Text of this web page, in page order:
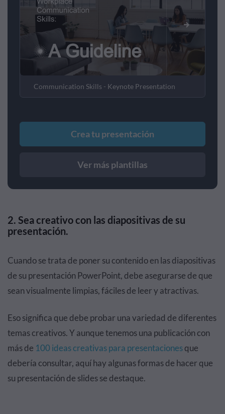
Communication Skills - Keynote Presentation
Crea tu presentación
Ver más plantillas
2. Sea creativo con las diapositivas de su
presentación.
Cuando se trata de poner su contenido en las diapositivas
de su presentación PowerPoint, debe asegurarse de que
sean visualmente limpias, fáciles de leer y atractivas.
Eso significa que debe probar una variedad de diferentes
temas creativos. Y aunque tenemos una publicación con
más de 100 ideas creativas para presentacionesque
debería consultar, aquí hay algunas formas de hacer que
su presentación de slides se destaque.